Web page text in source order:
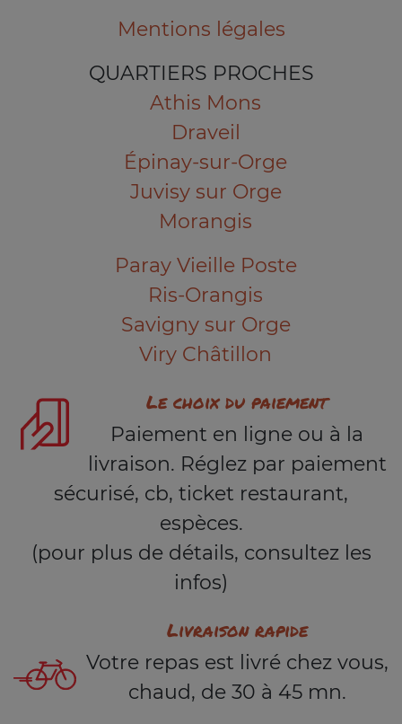
Mentions légales
QUARTIERS PROCHES
Athis Mons
Draveil
Épinay-sur-Orge
Juvisy sur Orge
Morangis
Paray Vieille Poste
Ris-Orangis
Savigny sur Orge
Viry Châtillon
Le choix du paiement
Paiement en ligne ou à la
livraison. Réglez par paiement
sécurisé, cb, ticket restaurant,
espèces.
(pour plus de détails, consultez les
infos)
Livraison rapide
Votre repas est livré chez vous,
chaud, de 30 à 45 mn.